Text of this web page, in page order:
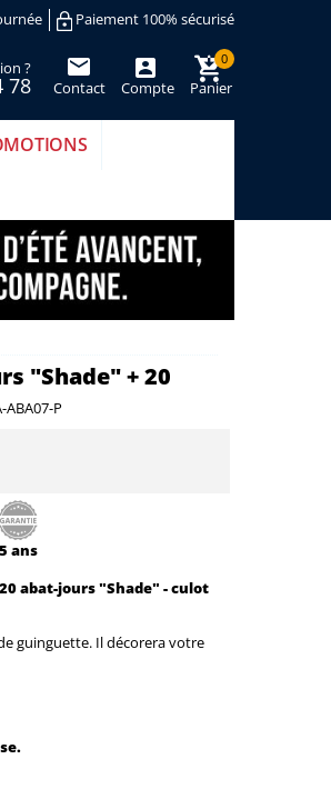
Paiement 100% sécurisé
Panier
0
Compte
Contact
?
78
"Shade" + 20
ABA07-P
5 ans
abat-jours "Shade" - culot
guinguette. Il décorera votre